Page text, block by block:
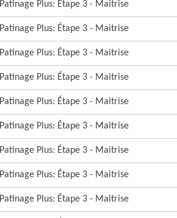
Patinage Plus: Étape 3 - Maitrise
Patinage Plus: Étape 3 - Maitrise
Patinage Plus: Étape 3 - Maitrise
Patinage Plus: Étape 3 - Maitrise
Patinage Plus: Étape 3 - Maitrise
Patinage Plus: Étape 3 - Maitrise
Patinage Plus: Étape 3 - Maitrise
Patinage Plus: Étape 3 - Maitrise
Patinage Plus: Étape 3 - Maitrise